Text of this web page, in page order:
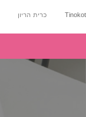
Tinokot כרית הריון